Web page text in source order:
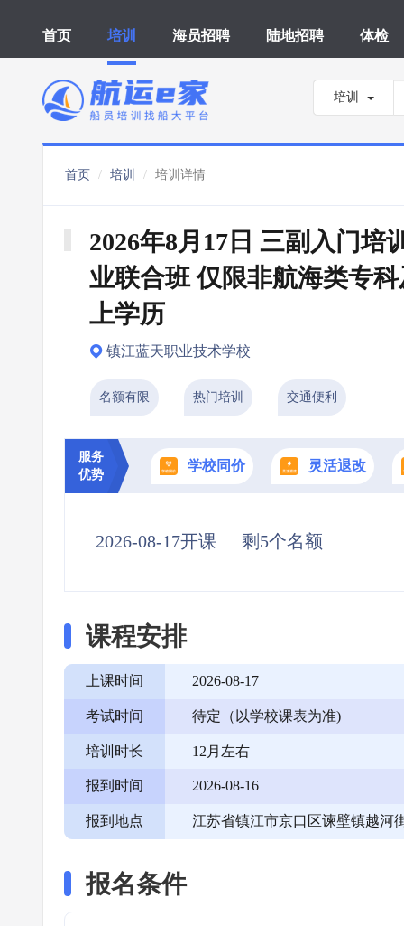
首页 培训 海员招聘 陆地招聘 体检
培训
首页 培训 培训详情
2026年8月17日 三副入门培
业联合班 仅限非航海类专
上学历
镇江蓝天职业技术学校
名额有限 热门培训 交通便利
服务
优势
学校同价 灵活退改
2026-08-17开课 剩5个名额
课程安排
上课时间 2026-08-17
考试时间 待定（以学校课表为准)
培训时长 12月左右
报到时间 2026-08-16
报到地点 江苏省镇江市京口区谏壁镇越河
报名条件